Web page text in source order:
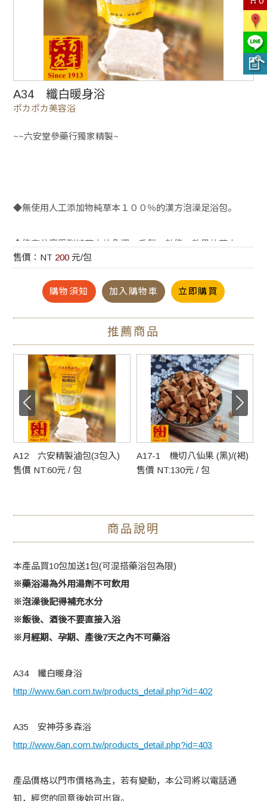
A34 纖白暖身浴
ポカポカ美容浴
~~六安堂參藥行獨家精製~
◆無使用人工添加物純草本１００％的漢方泡澡足浴包。
◆能充分享受到純草本的色澤、香氛、効能・效果的草本
湯。
草本浴在中國歷史悠久，據記載自周朝開始就流行香湯浴，
香湯浴傳入民間，出現了專供享用芳香浴的行業，而且形成
草本浴就是在熱水中加入有特定的草本材料，使漢方中的有
效成份釋出水中，當我們浸泡在湯液中時，皮膚、穴道等部
位，會直接吸收，經由經脈血液循環後，便產生疏通經絡、
調和氣血等作用。同時，體內的老化、污穢物質，都能隨著
【百年老舖六安堂參藥行獨家精製】
纖白暖身浴
原材料名：荷葉 玉米鬚 香茅草 乾薑 桂枝 荊芥 當歸尾 廣陳皮
効用：改善循環，利水消腫，調理水腫型肥胖
内容量：150ｇ（4小包）
【使用方法】
將1包泡澡足浴包放入浴缸，加入熱水浸泡10分鐘,再加入冷水
調整水溫(約40-45度)
售價：NT 200 元/包
購物須知 加入購物車 立即購買
推薦商品
A12 六安精製滷包(3包入)
售價 NT:60元 / 包
A17-1 機切八仙果 (黑)/(褐)
售價 NT:130元 / 包
商品說明
本產品買10包加送1包(可混搭藥浴包為限)
※藥浴湯為外用湯劑不可飲用
※泡澡後記得補充水分
※飯後、酒後不要直接入浴
※月經期、孕期、產後7天之內不可藥浴
A34 纖白暖身浴
http://www.6an.com.tw/products_detail.php?id=402
A35 安神芬多森浴
http://www.6an.com.tw/products_detail.php?id=403
產品價格以門市價格為主，若有變動，本公司將以電話通
知，經您的同意後始可出貨。